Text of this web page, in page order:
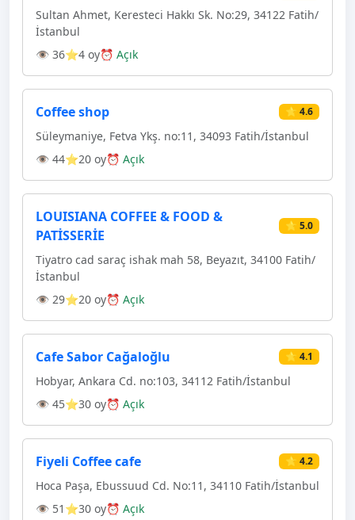
Sultan Ahmet, Keresteci Hakkı Sk. No:29, 34122 Fatih/
İstanbul
👁 36⭐4 oy⏰ Açık
Coffee shop ⭐ 4.6
Süleymaniye, Fetva Ykş. no:11, 34093 Fatih/İstanbul
👁 44⭐20 oy⏰ Açık
LOUISIANA COFFEE & FOOD &
PATİSSERİE
⭐ 5.0
Tiyatro cad saraç ishak mah 58, Beyazıt, 34100 Fatih/
İstanbul
👁 29⭐20 oy⏰ Açık
Cafe Sabor Cağaloğlu ⭐ 4.1
Hobyar, Ankara Cd. no:103, 34112 Fatih/İstanbul
👁 45⭐30 oy⏰ Açık
Fiyeli Coffee cafe ⭐ 4.2
Hoca Paşa, Ebussuud Cd. No:11, 34110 Fatih/İstanbul
👁 51 ⭐30 oy⏰ Açık